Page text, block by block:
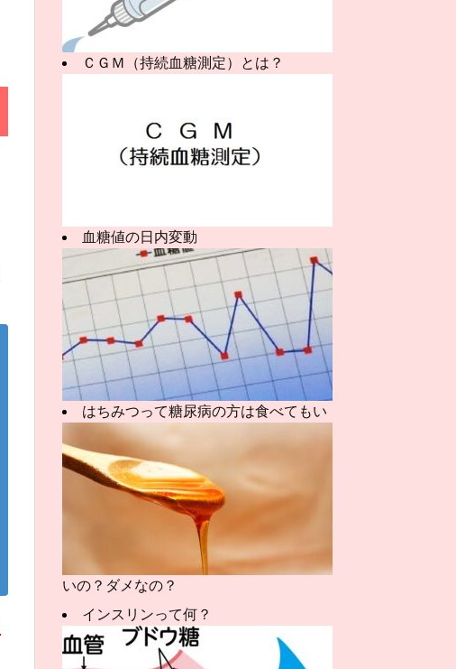
ＣＧＭ（持続血糖測定）とは？
血糖値の日内変動
はちみつって糖尿病の方は食べてもい
いの？ダメなの？
インスリンって何？